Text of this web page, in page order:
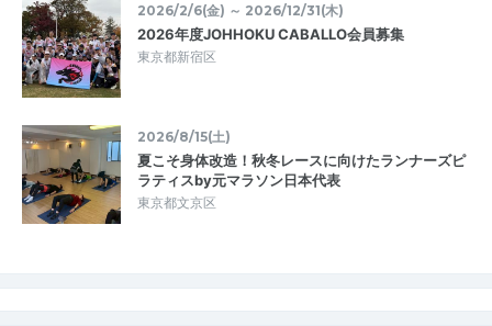
2026/2/6(金) ～ 2026/12/31(木)
2026年度JOHHOKU CABALLO会員募集
東京都新宿区
2026/8/15(土)
夏こそ身体改造！秋冬レースに向けたランナーズピ
ラティスby元マラソン日本代表
東京都文京区